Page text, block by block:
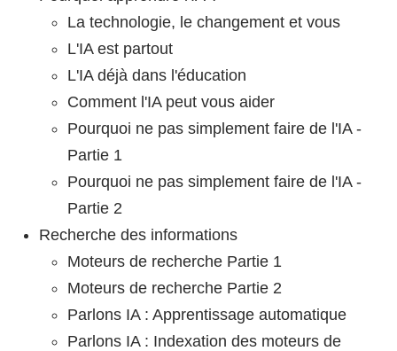
La technologie, le changement et vous
L'IA est partout
L'IA déjà dans l'éducation
Comment l'IA peut vous aider
Pourquoi ne pas simplement faire de l'IA -
Partie 1
Pourquoi ne pas simplement faire de l'IA -
Partie 2
Recherche des informations
Moteurs de recherche Partie 1
Moteurs de recherche Partie 2
Parlons IA : Apprentissage automatique
Parlons IA : Indexation des moteurs de